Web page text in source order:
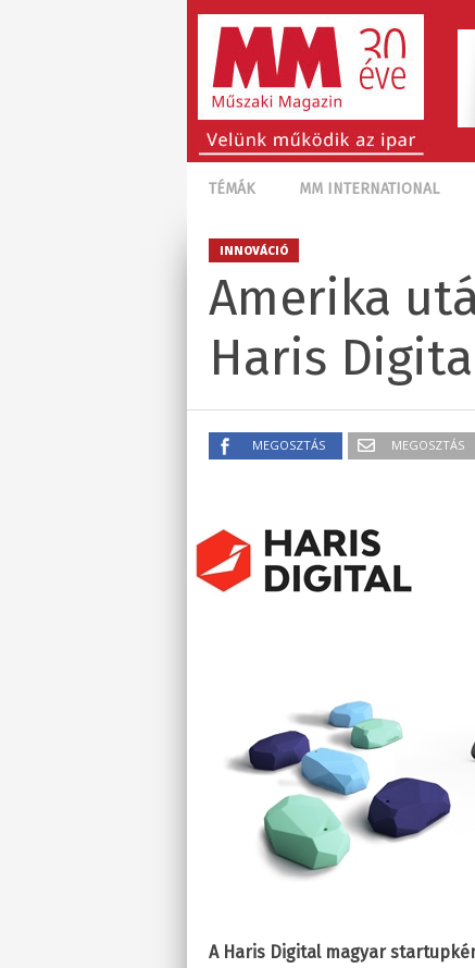
TÉMÁK MM INTERNATIONAL
INNOVÁCIÓ
Amerika
Haris
MEGOSZTÁS MEGOSZTÁS
A Haris Digital magyar